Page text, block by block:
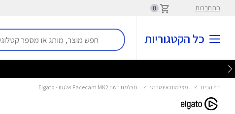
התחברות 0
כל הקטגוריות
דף הבית > מצלמות אינטרנט > מצלמת רשת Facecam MK2 אלגטו - Elgato